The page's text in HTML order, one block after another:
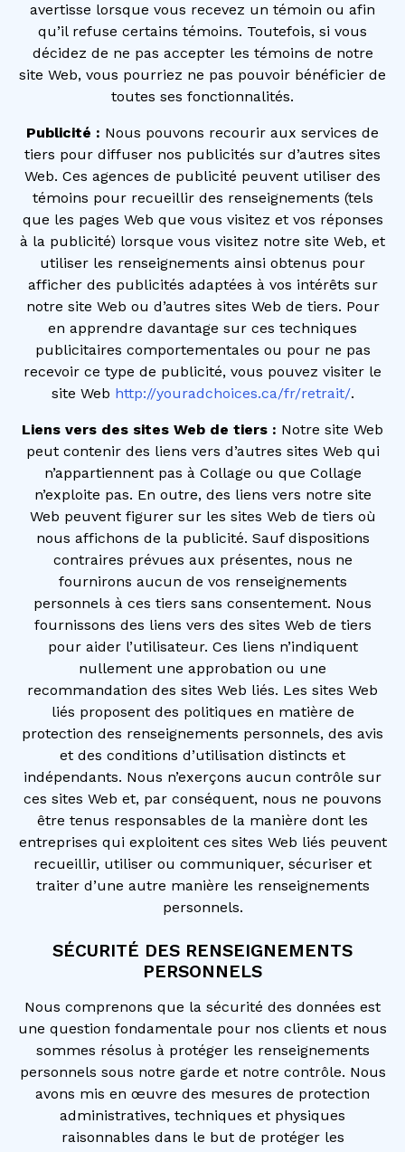
avertisse lorsque vous recevez un témoin ou afin
qu’il refuse certains témoins. Toutefois, si vous
décidez de ne pas accepter les témoins de notre
site Web, vous pourriez ne pas pouvoir bénéficier de
toutes ses fonctionnalités.
Publicité : Nous pouvons recourir aux services de
tiers pour diffuser nos publicités sur d’autres sites
Web. Ces agences de publicité peuvent utiliser des
témoins pour recueillir des renseignements (tels
que les pages Web que vous visitez et vos réponses
à la publicité) lorsque vous visitez notre site Web, et
utiliser les renseignements ainsi obtenus pour
afficher des publicités adaptées à vos intérêts sur
notre site Web ou d’autres sites Web de tiers. Pour
en apprendre davantage sur ces techniques
publicitaires comportementales ou pour ne pas
recevoir ce type de publicité, vous pouvez visiter le
site Web http://youradchoices.ca/fr/retrait/.
Liens vers des sites Web de tiers : Notre site Web
peut contenir des liens vers d’autres sites Web qui
n’appartiennent pas à Collage ou que Collage
n’exploite pas. En outre, des liens vers notre site
Web peuvent figurer sur les sites Web de tiers où
nous affichons de la publicité. Sauf dispositions
contraires prévues aux présentes, nous ne
fournirons aucun de vos renseignements
personnels à ces tiers sans consentement. Nous
fournissons des liens vers des sites Web de tiers
pour aider l’utilisateur. Ces liens n’indiquent
nullement une approbation ou une
recommandation des sites Web liés. Les sites Web
liés proposent des politiques en matière de
protection des renseignements personnels, des avis
et des conditions d’utilisation distincts et
indépendants. Nous n’exerçons aucun contrôle sur
ces sites Web et, par conséquent, nous ne pouvons
être tenus responsables de la manière dont les
entreprises qui exploitent ces sites Web liés peuvent
recueillir, utiliser ou communiquer, sécuriser et
traiter d’une autre manière les renseignements
personnels.
SÉCURITÉ DES RENSEIGNEMENTS
PERSONNELS
Nous comprenons que la sécurité des données est
une question fondamentale pour nos clients et nous
sommes résolus à protéger les renseignements
personnels sous notre garde et notre contrôle. Nous
avons mis en œuvre des mesures de protection
administratives, techniques et physiques
raisonnables dans le but de protéger les